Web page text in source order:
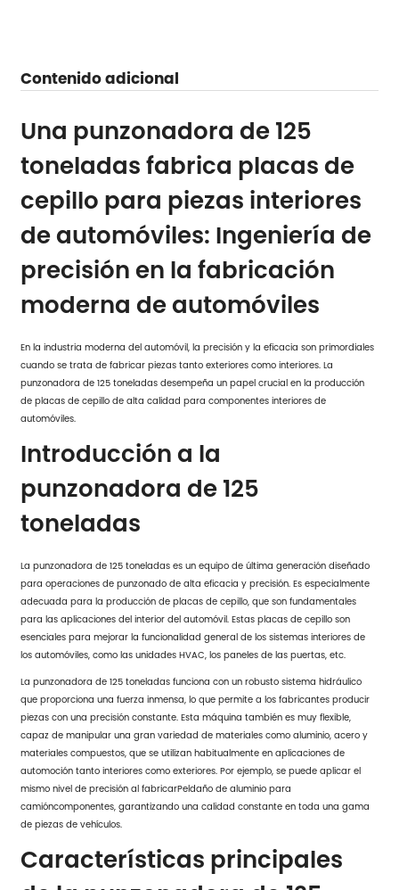
Contenido adicional
Una punzonadora de 125
toneladas fabrica placas de
cepillo para piezas interiores
de automóviles: Ingeniería de
precisión en la fabricación
moderna de automóviles
En la industria moderna del automóvil, la precisión y la eficacia son primordiales
cuando se trata de fabricar piezas tanto exteriores como interiores. La
punzonadora de 125 toneladas desempeña un papel crucial en la producción
de placas de cepillo de alta calidad para componentes interiores de
automóviles.
Introducción a la
punzonadora de 125
toneladas
La punzonadora de 125 toneladas es un equipo de última generación diseñado
para operaciones de punzonado de alta eficacia y precisión. Es especialmente
adecuada para la producción de placas de cepillo, que son fundamentales
para las aplicaciones del interior del automóvil. Estas placas de cepillo son
esenciales para mejorar la funcionalidad general de los sistemas interiores de
los automóviles, como las unidades HVAC, los paneles de las puertas, etc.
La punzonadora de 125 toneladas funciona con un robusto sistema hidráulico
que proporciona una fuerza inmensa, lo que permite a los fabricantes producir
piezas con una precisión constante. Esta máquina también es muy flexible,
capaz de manipular una gran variedad de materiales como aluminio, acero y
materiales compuestos, que se utilizan habitualmente en aplicaciones de
automoción tanto interiores como exteriores. Por ejemplo, se puede aplicar el
mismo nivel de precisión al fabricarPeldaño de aluminio para
camióncomponentes, garantizando una calidad constante en toda una gama
de piezas de vehículos.
Características principales